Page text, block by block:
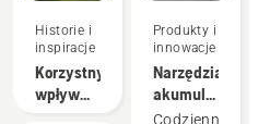
Historie i
inspiracje
Korzystny
wpływ
Produkty i
innowacje
Narzędzia
akumulatorowe
minimalizują
Codzienna